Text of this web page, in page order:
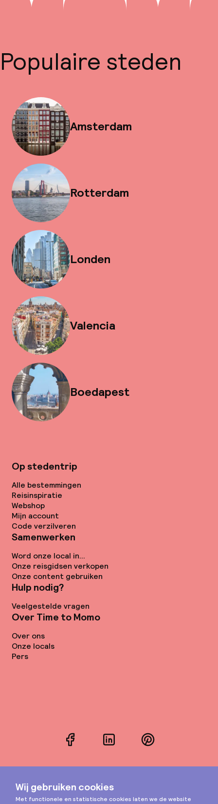
Populaire steden
Amsterdam
Rotterdam
Londen
Valencia
Boedapest
Op stedentrip
Alle bestemmingen
Reisinspiratie
Webshop
Mijn account
Code verzilveren
Samenwerken
Word onze local in...
Onze reisgidsen verkopen
Onze content gebruiken
Hulp nodig?
Veelgestelde vragen
Over Time to Momo
Over ons
Onze locals
Pers
FacebookLinkedInPinterest
Instagram